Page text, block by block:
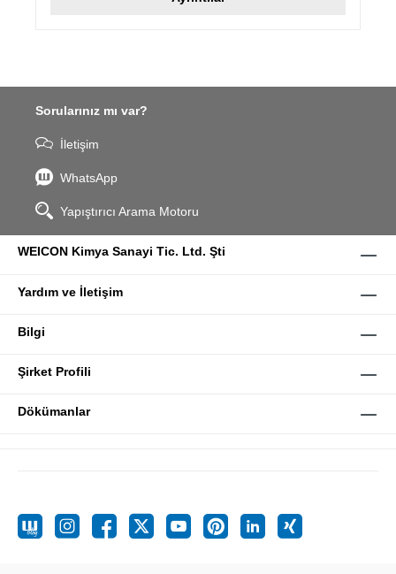
Sorularınız mı var?
İletişim
WhatsApp
Yapıştırıcı Arama Motoru
WEICON Kimya Sanayi Tic. Ltd. Şti
Yardım ve İletişim
Bilgi
Şirket Profili
Dökümanlar